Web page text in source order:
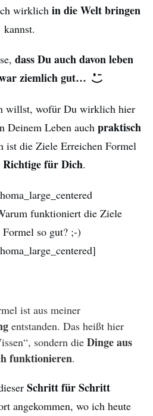
wirklich in die Welt bringen
kannst.
dass Du auch davon leben
ziemlich gut…
willst, wofür Du wirklich hier
Deinem Leben auchpraktisch
ist die Ziele Erreichen Formel
Richtige für Dich.
funktioniert die Ziele
so gut? ;-)
ist aus meiner
entstanden. Das heißt hier
sondern die Dinge aus
funktionieren.
Schritt für Schritt
angekommen, wo ich heute